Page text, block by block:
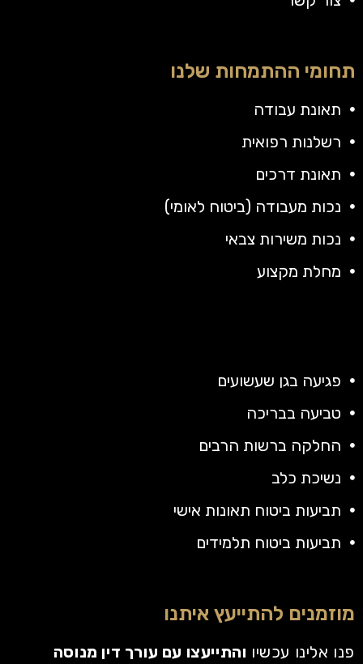
תחומי ההתמחות שלנו
תאונת עבודה
רשלנות רפואית
תאונת דרכים
נכות מעבודה (ביטוח לאומי)
נכות משירות צבאי
מחלת מקצוע
פגיעה בגן שעשועים
טביעה בבריכה
החלקה ברשות הרבים
נשיכת כלב
תביעות ביטוח תאונות אישי
תביעות ביטוח תלמידים
מוזמנים להתייעץ איתנו
פנו אלינו עכשיו והתייעצו עם עורך דין מנוסה